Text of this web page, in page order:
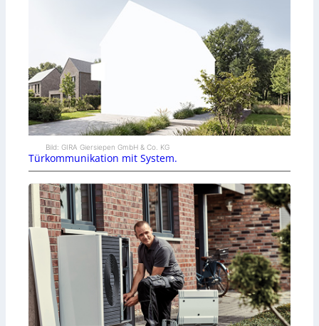
Bild: GIRA Giersiepen GmbH & Co. KG
Türkommunikation mit System.